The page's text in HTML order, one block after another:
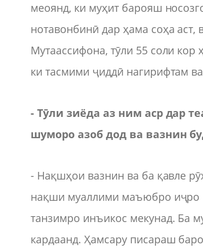
меоянд, ки муҳит барояш
нотавонбинӣ дар ҳама соҳа аст,
Мутаассифона, тӯли 55 соли
ки тасмими ҷиддӣ нагирифтам
- Тӯли зиёда аз ним аср дар
шуморо азоб дод ва вазнин
- Нақшҳои вазнин ва ба қавле
нақши муаллими маъюбро иҷро
танзимро инъикос мекунад. Ба
кардаанд. Ҳамсару писараш